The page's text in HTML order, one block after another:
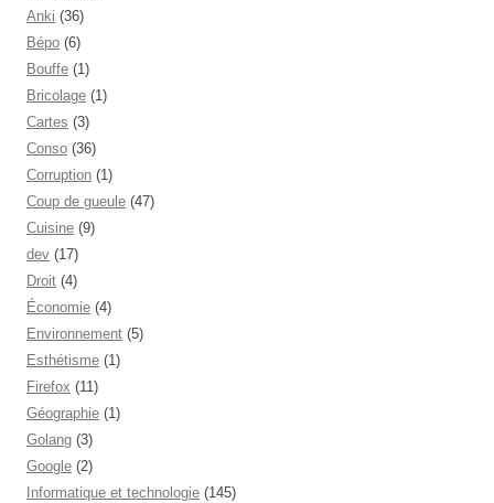
Anki (36)
Bépo (6)
Bouffe (1)
Bricolage (1)
Cartes (3)
Conso (36)
Corruption (1)
Coup de gueule (47)
Cuisine (9)
dev (17)
Droit (4)
Économie (4)
Environnement (5)
Esthétisme (1)
Firefox (11)
Géographie (1)
Golang (3)
Google (2)
Informatique et technologie (145)